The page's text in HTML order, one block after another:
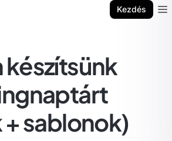
Kezdés
készítsünk
sablonok)